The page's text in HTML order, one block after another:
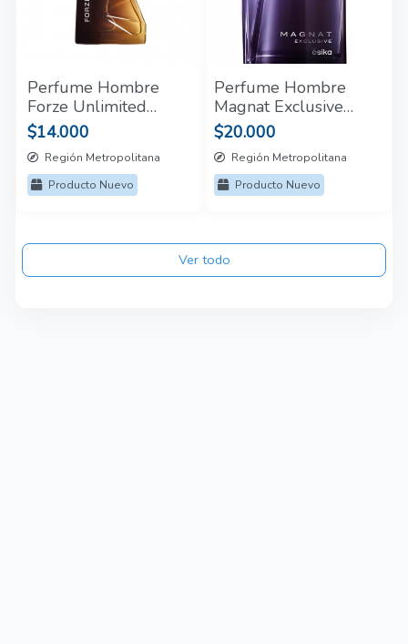
Perfume Hombre
Forze Unlimited
Cyzone 50 Ml
$14.000
Región Metropolitana
Producto Nuevo
Perfume Hombre
Magnat Exclusive
Esika 90 Ml
$20.000
Región Metropolitana
Producto Nuevo
Ver todo